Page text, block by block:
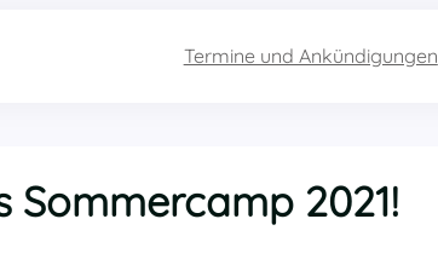
Termine und Ankündigungen
2021!